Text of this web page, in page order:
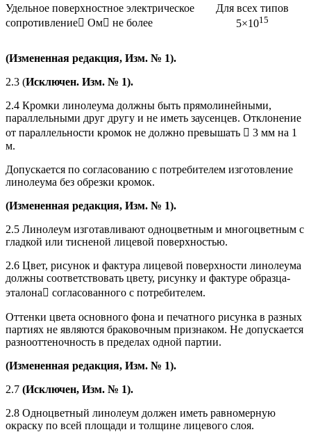
Удельное поверхностное электрическое
сопротивление Ом не более
Для всех типов
5×1015
(Измененная редакция, Изм. № 1).
2.3 (Исключен. Изм. № 1).
2.4 Кромки линолеума должны быть прямолинейными,
параллельными друг другу и не иметь заусенцев. Отклонение
от параллельности кромок не должно превышать  3 мм на 1
м.
Допускается по согласованию с потребителем изготовление
линолеума без обрезки кромок.
(Измененная редакция, Изм. № 1).
2.5 Линолеум изготавливают одноцветным и многоцветным с
гладкой или тисненой лицевой поверхностью.
2.6 Цвет, рисунок и фактура лицевой поверхности линолеума
должны соответствовать цвету, рисунку и фактуре образца-
эталона согласованного с потребителем.
Оттенки цвета основного фона и печатного рисунка в разных
партиях не являются браковочным признаком. Не допускается
разнооттеночность в пределах одной партии.
(Измененная редакция, Изм. № 1).
2.7 (Исключен, Изм. № 1).
2.8 Одноцветный линолеум должен иметь равномерную
окраску по всей площади и толщине лицевого слоя.